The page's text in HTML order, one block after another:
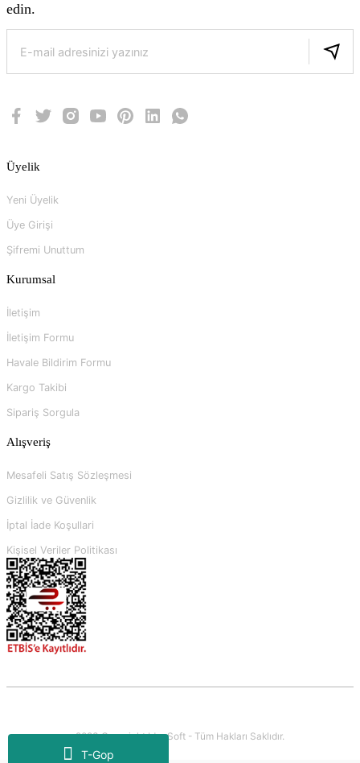
T-Gop
edin.
Üyelik
Yeni Üyelik
Üye Girişi
Şifremi Unuttum
Kurumsal
İletişim
İletişim Formu
Havale Bildirim Formu
Kargo Takibi
Sipariş Sorgula
Alışveriş
Mesafeli Satış Sözleşmesi
Gizlilik ve Güvenlik
İptal İade Koşullari
Kişisel Veriler Politikası
2023 Copyright IdeaSoft - Tüm Hakları Saklıdır.